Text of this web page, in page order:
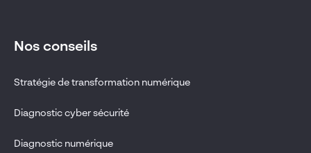
Nos conseils
Stratégie de transformation numérique
Diagnostic cyber sécurité
Diagnostic numérique